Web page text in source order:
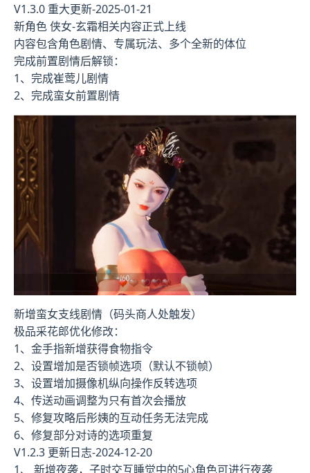
V1.3.0 重大更新-2025-01-21
新角色 侠女-玄霜相关内容正式上线
内容包含角色剧情、专属玩法、多个全新的体位
完成前置剧情后解锁：
1、完成崔莺儿剧情
2、完成蛮女前置剧情
新增蛮女支线剧情（码头商人处触发）
极品采花郎优化修改：
1、金手指新增获得食物指令
2、设置增加是否锁帧选项（默认不锁帧）
3、设置增加摄像机纵向操作反转选项
4、传送动画调整为只有首次会播放
5、修复攻略后彤姨的互动任务无法完成
6、修复部分对诗的选项重复
V1.2.3 更新日志-2024-12-20
1、 新增夜袭，子时交互睡觉中的5心角色可进行夜袭